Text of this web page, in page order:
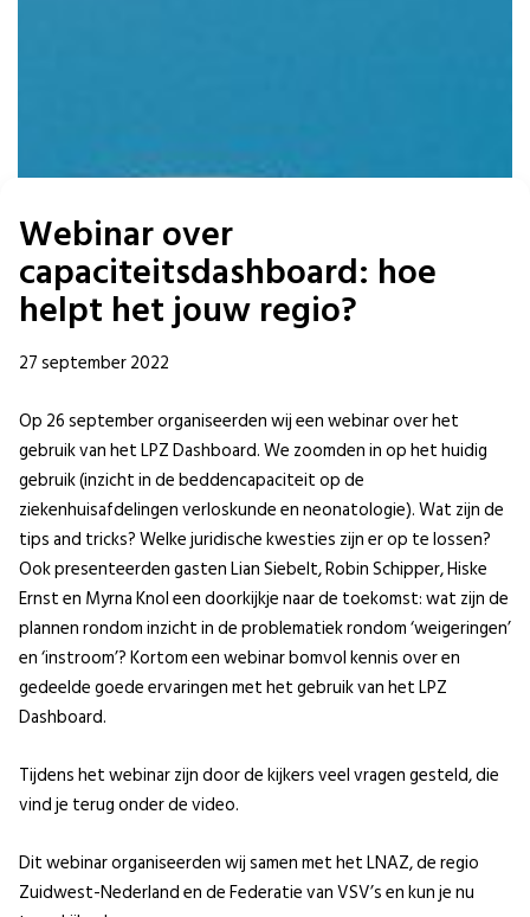
Webinar over
capaciteitsdashboard: hoe
helpt het jouw regio?
27 september 2022
Op 26 september organiseerden wij een webinar over het
gebruik van het LPZ Dashboard. We zoomden in op het huidig
gebruik (inzicht in de beddencapaciteit op de
ziekenhuisafdelingen verloskunde en neonatologie). Wat zijn de
tips and tricks? Welke juridische kwesties zijn er op te lossen?
Ook presenteerden gasten Lian Siebelt, Robin Schipper, Hiske
Ernst en Myrna Knol een doorkijkje naar de toekomst: wat zijn de
plannen rondom inzicht in de problematiek rondom ‘weigeringen’
en ‘instroom’? Kortom een webinar bomvol kennis over en
gedeelde goede ervaringen met het gebruik van het LPZ
Dashboard.
Tijdens het webinar zijn door de kijkers veel vragen gesteld, die
vind je terug onder de video.
Dit webinar organiseerden wij samen met het LNAZ, de regio
Zuidwest-Nederland en de Federatie van VSV’s en kun je nu